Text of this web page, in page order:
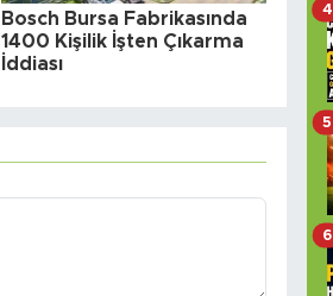
Bosch Bursa Fabrikasında
1400 Kişilik İşten Çıkarma
İddiası
4
5
6